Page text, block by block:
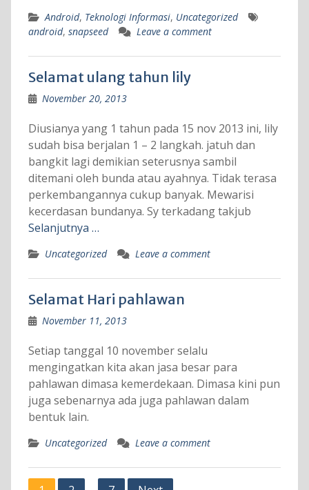
Android, Teknologi Informasi, Uncategorized
android, snapseed Leave a comment
Selamat ulang tahun lily
November 20, 2013
Diusianya yang 1 tahun pada 15 nov 2013 ini, lily
sudah bisa berjalan 1 – 2 langkah. jatuh dan
bangkit lagi demikian seterusnya sambil
ditemani oleh bunda atau ayahnya. Tidak terasa
perkembangannya cukup banyak. Mewarisi
kecerdasan bundanya. Sy terkadang takjub
Selanjutnya …
Uncategorized Leave a comment
Selamat Hari pahlawan
November 11, 2013
Setiap tanggal 10 november selalu
mengingatkan kita akan jasa besar para
pahlawan dimasa kemerdekaan. Dimasa kini pun
juga sebenarnya ada juga pahlawan dalam
bentuk lain.
Uncategorized Leave a comment